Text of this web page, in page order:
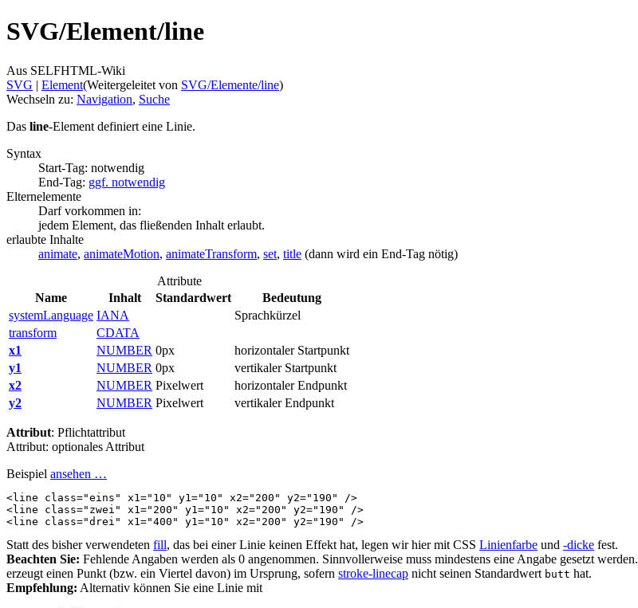
SVG/Element/line
Aus SELFHTML-Wiki
SVG ‎ | Element(Weitergeleitet von SVG/Elemente/line)
Wechseln zu: Navigation, Suche
Das line-Element definiert eine Linie.
Syntax
Start-Tag: notwendig
End-Tag: ggf. notwendig
Elternelemente
Darf vorkommen in:
jedem Element, das fließenden Inhalt erlaubt.
erlaubte Inhalte
animate, animateMotion, animateTransform, set, title (dann wird ein End-Tag nötig)
Attribute
Name
Inhalt Standardwert
Bedeutung
systemLanguage IANA
Sprachkürzel
transform
CDATA
x1
NUMBER 0px
horizontaler Startpunkt
y1
NUMBER 0px
vertikaler Startpunkt
x2
NUMBER Pixelwert
horizontaler Endpunkt
y2
NUMBER Pixelwert vertikaler Endpunkt
Attribut: Pflichtattribut
Attribut: optionales Attribut
Beispiel ansehen …
<line class="eins" x1="10" y1="10" x2="200" y2="190"
/>
<line
class="zwei" x1="200" y1="10" x2="200" y2="190"
/>
<line
class="drei" x1="400" y1="10" x2="200" y2="190" />
Statt des bisher verwendeten fill, das bei einer Linie keinen Effekt hat, legen wir hier mit CSS Linienfarbe und -dicke fest.
Beachten Sie: Fehlende Angaben werden als 0 angenommen. Sinnvollerweise muss mindestens eine Angabe gesetzt werden.
erzeugt einen Punkt (bzw. ein Viertel davon) im Ursprung, sofern stroke-linecap nicht seinen Standardwert butt hat.
Empfehlung: Alternativ können Sie eine Linie mit